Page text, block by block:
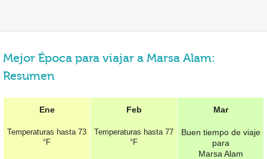
Mejor Época para viajar a Marsa Alam:
Resumen
Ene
Temperaturas hasta 73
°F
Feb
Temperaturas hasta 77
°F
Mar
Buen tiempo de viaje
para
Marsa Alam